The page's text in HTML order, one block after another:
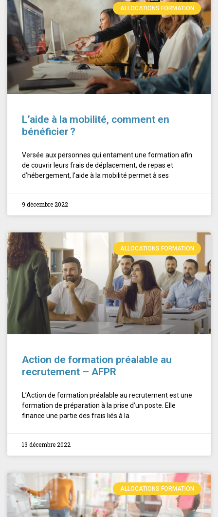
ALLOCATIONS FORMATION
L’aide à la mobilité, comment en
bénéficier ?
Versée aux personnes qui entament une formation afin
de couvrir leurs frais de déplacement, de repas et
d’hébergement, l’aide à la mobilité permet à ses
9 décembre 2022
ALLOCATIONS FORMATION
Action de formation préalable au
recrutement – AFPR
L’Action de formation préalable au recrutement est une
formation de préparation à la prise d’un poste. Elle
finance une partie des frais liés à la
13 décembre 2022
ALLOCATIONS FORMATION